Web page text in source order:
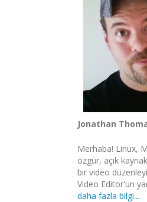
Jonathan
Merhaba! Linux,
özgür, açık
bir video
Video Editor'un
daha fazla bilgi...